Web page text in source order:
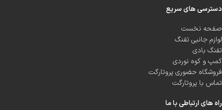
دسترسی های سریع
صفحه نخست
لوازم جانبی تفنگ
تفنگ بادی
کمپ و کوه نوردی
فروشگاه حضوری پروتارگت
تماس با پروتارگت
راه های ارتباطی با ما